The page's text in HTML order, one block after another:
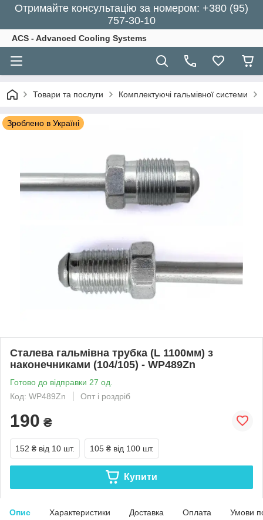
Отримайте консультацію за номером: +380 (95)
757-30-10
ACS - Advanced Cooling Systems
Товари та послуги Комплектуючі гальмівної системи
Зроблено в Україні
Сталева гальмівна трубка (L 1100мм) з
наконечниками (104/105) - WP489Zn
Готово до відправки 27 од.
Код: WP489Zn
Опт і роздріб
190 ₴
152 ₴ від 10 шт. 105 ₴ від 100 шт.
Купити
Опис Характеристики Доставка Оплата Умови